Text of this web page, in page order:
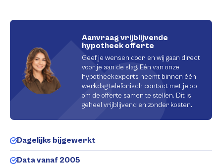
Aanvraag vrijblijvende
hypotheek offerte
Geef je wensen door, en wij gaan direct
voor je aan de slag. Eén van onze
hypotheekexperts neemt binnen één
werkdag telefonisch contact met je op
om de offerte samen te stellen. Dit is
geheel vrijblijvend en zonder kosten.
Dagelijks bijgewerkt
Data vanaf 2005